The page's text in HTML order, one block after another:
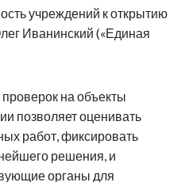
учреждений к открытию
Иванинский («Единая
на объекты
позволяет оценивать
работ, фиксировать
решения, и
органы для